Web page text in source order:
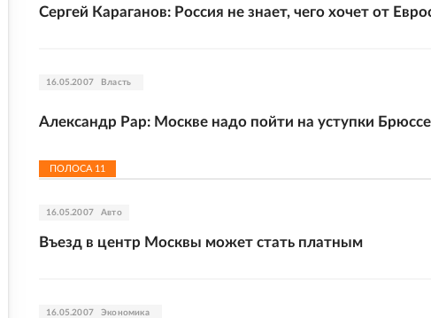
Сергей Караганов: Россия не знает, чего хочет от
16.05.2007 Власть
Александр Рар: Москве надо пойти на уступки
ПОЛОСА 11
16.05.2007 Авто
Въезд в центр Москвы может стать платным
16.05.2007 Экономика